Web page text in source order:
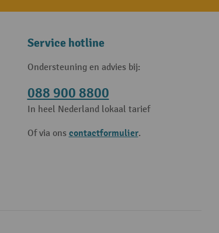
Service hotline
Ondersteuning en advies bij:
088 900 8800
In heel Nederland lokaal tarief
Of via ons contactformulier.